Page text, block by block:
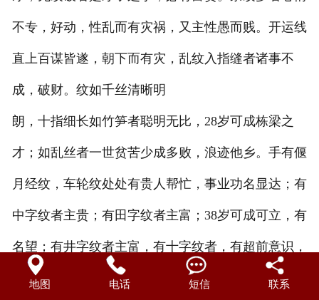
风水名著
弟子感言
不专，好动，性乱而有灾祸，又主性愚而贱。开运线
直上百谋皆遂，朝下而有灾，乱纹入指缝者诸事不
成，破财。纹如千丝清晰明
朗，十指细长如竹笋者聪明无比，28岁可成栋梁之
才；如乱丝者一世贫苦少成多败，浪迹他乡。手有偃
月经纹，车轮纹处处有贵人帮忙，事业功名显达；有
中字纹者主贵；有田字纹者主富；38岁可成可立，有
名望；有井字纹者主富，有十字纹者，有超前意识，
可成企业家、预言家、艺术家。大凡纹路再好，冲破
地图 电话 短信 联系